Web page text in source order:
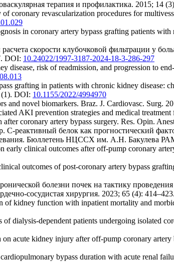
терапия и профилактика. 2015; 14
coronary revascularization procedures for
in coronary artery bypass grafting patients
скорости клубочковой фильтрации у
DOI: 10.24022/1997-3187-2024-18-3-286-297
risk of readmission, and progression to
grafting in patients with chronic kidney disease:
(1). DOI: 10.1155/2022/4994970
and novel biomarkers. Braz. J. Cardiovasc. Surg.
AKI prevention strategies and medical
coronary artery bypass surgery. Res. Opin.
белок как прогностический
Бюллетень НЦССХ им. А.Н. Бакулева
clinical outcomes after off-pump coronary
outcomes of post-coronary artery bypass
болезни почек на тактику
сосудистая хирургия. 2023; 65 (4):
kidney function with inpatient mortality and
dialysis-dependent patients undergoing isolated
acute kidney injury after off‐pump coronary
bypass duration with acute renal